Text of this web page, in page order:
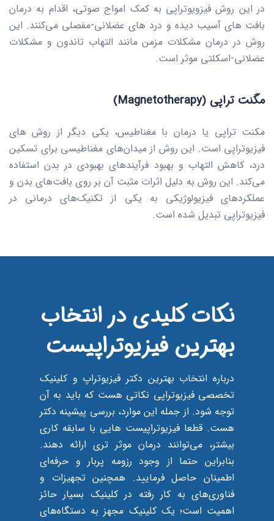
در این روش فیزویوتراپی به کمک امواج صوتی، اقدام به درمان
بافت های آسیب دیده و درد های عضلانی-مفصلی می‌کنند. این
روش در درمان مشکلات مزمن مانند التهاب تاندون و مشکلات
عضلانی-اسکلتی موثر است.
مگنت‌ تراپی (Magnetotherapy)
مکنت تراپی یا درمان با مغناطیس، یکی دیگر از روش های
فیزیوتراپی است. این روش از میدان‌های مغناطیسی برای تسکین
درد، کاهش التهاب و بهبود فرآیندهای بهبودی در بدن استفاده
می‌کند. این روش به دلیل اثرات مثبت آن بر روی بافت‌های بدن و
عملکردهای فیزیولوژیکی به یکی از تکنیک‌های درمانی در
فیزیوتراپی تبدیل شده است.
نکات کلیدی در انتخاب
بهترین فیزیوتراپیست
درباره انتخاب بهترین دکتر فیزیوتراپ و کلینیک
تخصصی فیزیوتراپی نکاتی هست که باید به آن
توجه شود. از جمله این موارد، بررسی پیشینه دکتر
هست. قطعا فیزیوتراپیست هایی با سابقه کاری
بیشتر، می‌توانند درمان موثر تری ارائه دهند.
بنابراین حتما از وجود رزومه پربار و حرفه‌ای
اطمینان حاصل فرمایید. همچنین تجهیزات و
فناوری‌های به کار رفته در کلینیک بسیار حائز
اهمیت است؛ یک کلینیک مجهز به دستگاه‌های